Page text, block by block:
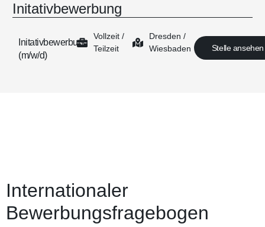
Initativbewerbung
Initativbewerbung
(m/w/d)
Vollzeit /
Teilzeit
Dresden /
Wiesbaden
Stelle ansehen
Internationaler
Bewerbungsfragebogen